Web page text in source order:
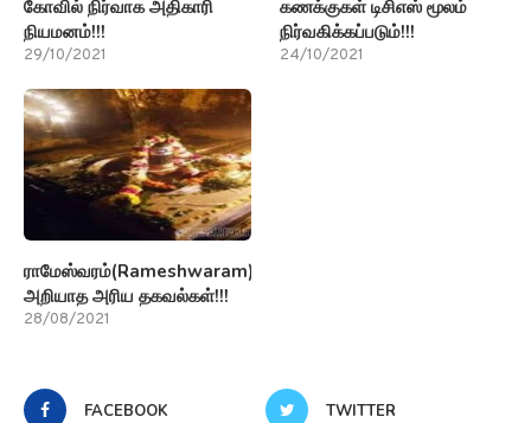
கோவில் நிர்வாக அதிகாரி
நியமனம்!!!
29/10/2021
கணக்குகள் டிசிஎஸ் மூலம்
நிர்வகிக்கப்படும்!!!
24/10/2021
ராமேஸ்வரம்(Rameshwaram)பற்றி
அறியாத அரிய தகவல்கள்!!!
28/08/2021
FACEBOOK TWITTER